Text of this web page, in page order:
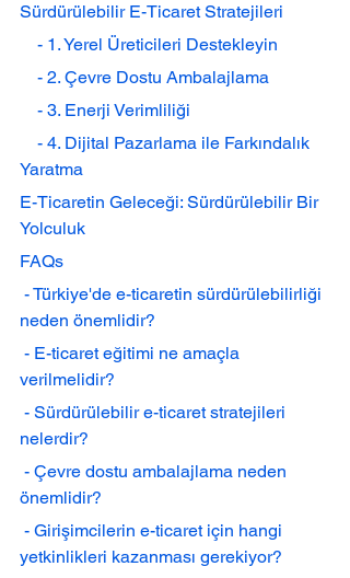
Sürdürülebilir E-Ticaret Stratejileri
    - 1. Yerel Üreticileri Destekleyin
    - 2. Çevre Dostu Ambalajlama
    - 3. Enerji Verimliliği
Yaratma
E-Ticaretin Geleceği: Sürdürülebilir Bir
Yolculuk
FAQs
neden önemlidir?
verilmelidir?
nelerdir?
önemlidir?
yetkinlikleri kazanması gerekiyor?